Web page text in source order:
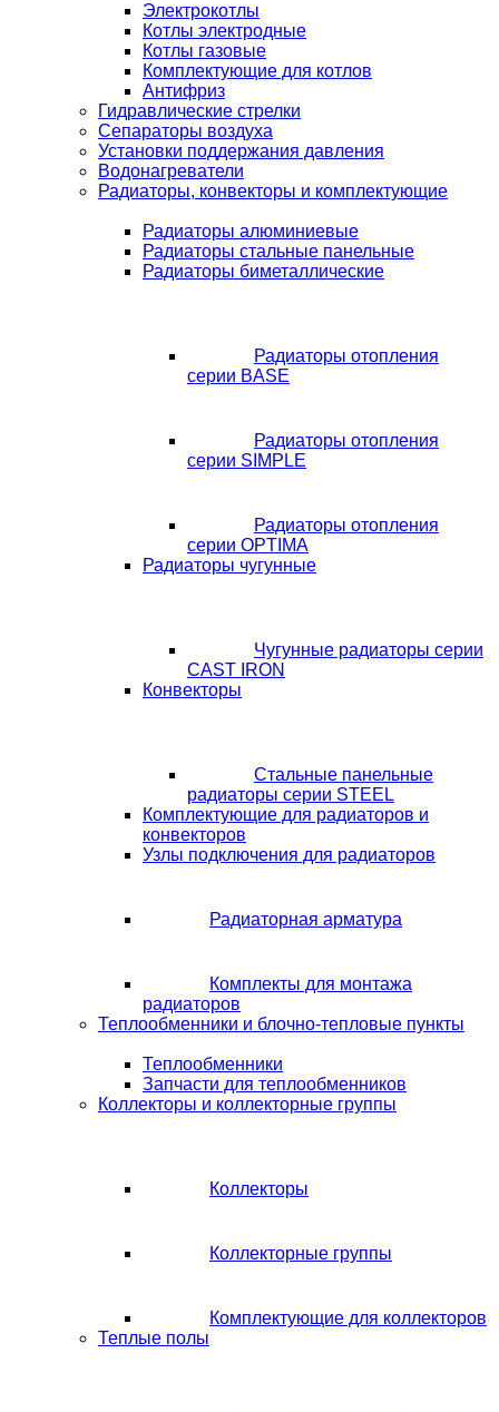
Электрокотлы
Котлы электродные
Котлы газовые
Комплектующие для котлов
Антифриз
Гидравлические стрелки
Сепараторы воздуха
Установки поддержания давления
Водонагреватели
Радиаторы, конвекторы и комплектующие
Радиаторы алюминиевые
Радиаторы стальные панельные
Радиаторы биметаллические
Радиаторы отопления
серии BASE
Радиаторы отопления
серии SIMPLE
Радиаторы отопления
серии OPTIMA
Радиаторы чугунные
Чугунные радиаторы серии
CAST IRON
Конвекторы
Стальные панельные
радиаторы серии STEEL
Комплектующие для радиаторов и
конвекторов
Узлы подключения для радиаторов
Радиаторная арматура
Комплекты для монтажа
радиаторов
Теплообменники и блочно-тепловые пункты
Теплообменники
Запчасти для теплообменников
Коллекторы и коллекторные группы
Коллекторы
Коллекторные группы
Комплектующие для коллекторов
Теплые полы